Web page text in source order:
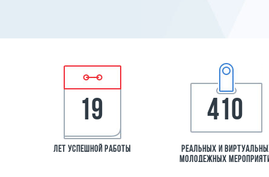
19
лет успешной работы
410
Реальных и
молодежных